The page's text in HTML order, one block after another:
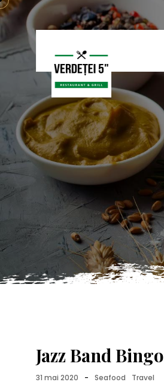
Jazz Band Bingo
31 mai 2020 - Seafood Travel